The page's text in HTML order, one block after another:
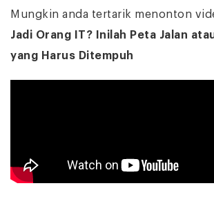
Mungkin anda tertarik menonton
Jadi Orang IT? Inilah Peta Jalan
yang Harus Ditempuh